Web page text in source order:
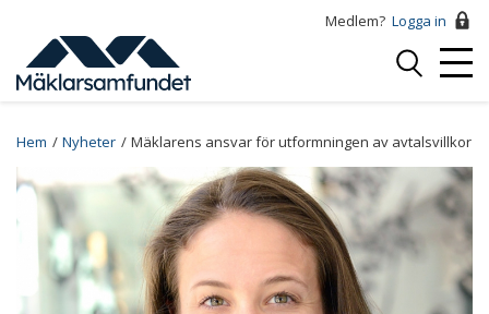
huvudinnehåll
Medlem? Logga in
Logga
Breadcrumb
Hem Nyheter Mäklarens ansvar för utformningen av avtalsvillkor